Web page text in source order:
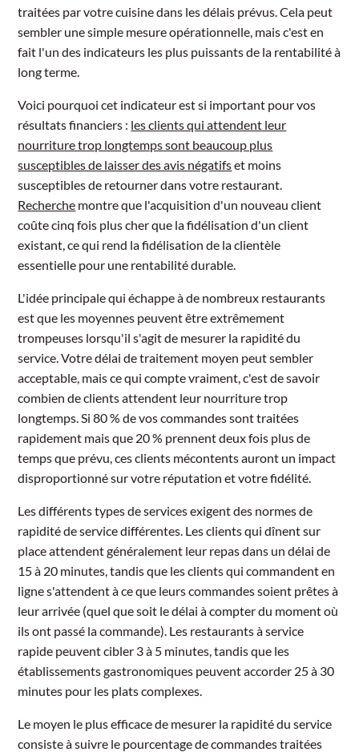
traitées par votre cuisine dans les délais prévus. Cela peut
sembler une simple mesure opérationnelle, mais c'est en
fait l'un des indicateurs les plus puissants de la rentabilité à
long terme.
Voici pourquoi cet indicateur est si important pour vos
résultats financiers : les clients qui attendent leur
nourriture trop longtemps sont beaucoup plus
susceptibles de laisser des avis négatifset moins
susceptibles de retourner dans votre restaurant.
Recherche montre que l'acquisition d'un nouveau client
coûte cinq fois plus cher que la fidélisation d'un client
existant, ce qui rend la fidélisation de la clientèle
essentielle pour une rentabilité durable.
L'idée principale qui échappe à de nombreux restaurants
est que les moyennes peuvent être extrêmement
trompeuses lorsqu'il s'agit de mesurer la rapidité du
service. Votre délai de traitement moyen peut sembler
acceptable, mais ce qui compte vraiment, c'est de savoir
combien de clients attendent leur nourriture trop
longtemps. Si 80 % de vos commandes sont traitées
rapidement mais que 20 % prennent deux fois plus de
temps que prévu, ces clients mécontents auront un impact
disproportionné sur votre réputation et votre fidélité.
Les différents types de services exigent des normes de
rapidité de service différentes. Les clients qui dînent sur
place attendent généralement leur repas dans un délai de
15 à 20 minutes, tandis que les clients qui commandent en
ligne s'attendent à ce que leurs commandes soient prêtes à
leur arrivée (quel que soit le délai à compter du moment où
ils ont passé la commande). Les restaurants à service
rapide peuvent cibler 3 à 5 minutes, tandis que les
établissements gastronomiques peuvent accorder 25 à 30
minutes pour les plats complexes.
Le moyen le plus efficace de mesurer la rapidité du service
consiste à suivre le pourcentage de commandes traitées